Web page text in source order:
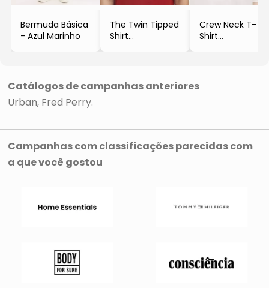
Bermuda Básica
- Azul Marinho
The Twin Tipped
Shirt
Crew Neck T-
Shirt
Catálogos de campanhas anteriores
Urban Fred Perry
Campanhas com classificações parecidas com
a que você gostou